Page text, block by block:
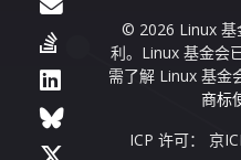
© 2026 Linux 基
利。Linux 基金会
需了解 Linux 基金
商标
ICP 许可： 京